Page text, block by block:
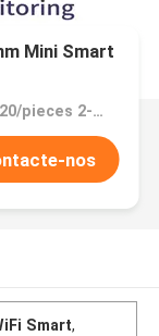
Mini Smart
Preço：$4.20/pieces 2-498 pieces
nos
Smart,